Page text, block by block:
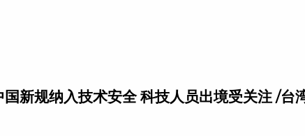
新规纳入技术安全 科技人员出境受关注 /台